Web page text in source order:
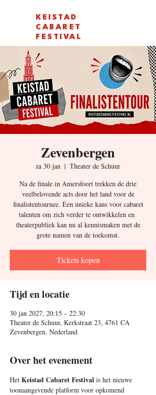
KEISTAD
CABARET
FESTIVAL
Zevenbergen
za 30 jan
  |
Theater de Schuur
Na de finale in Amersfoort trekken de drie
veelbelovende acts door het land voor de
finalistentournee. Een unieke kans voor cabaret
talenten om zich verder te ontwikkelen en
theaterpubliek kan nu al kennismaken met de
grote namen van de toekomst.
Tickets kopen
Tijd en locatie
30 jan 2027, 20:15 – 22:30
Theater de Schuur, Kerkstraat 23, 4761 CA
Zevenbergen, Nederland
Over het evenement
Het Keistad Cabaret Festival is het nieuwe
toonaangevende platform voor opkomend